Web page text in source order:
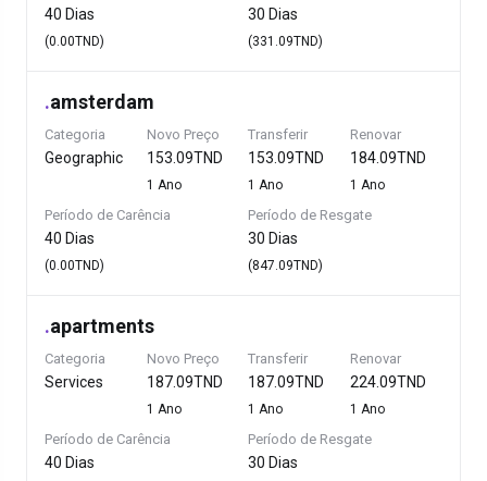
40 Dias
(0.00TND)
30 Dias
(331.09TND)
.amsterdam
Categoria
Geographic
Novo Preço
153.09TND
1 Ano
Transferir
153.09TND
1 Ano
Renovar
184.09TND
1 Ano
Período de Carência
40 Dias
(0.00TND)
Período de Resgate
30 Dias
(847.09TND)
.apartments
Categoria
Services
Novo Preço
187.09TND
1 Ano
Transferir
187.09TND
1 Ano
Renovar
224.09TND
1 Ano
Período de Carência
40 Dias
Período de Resgate
30 Dias